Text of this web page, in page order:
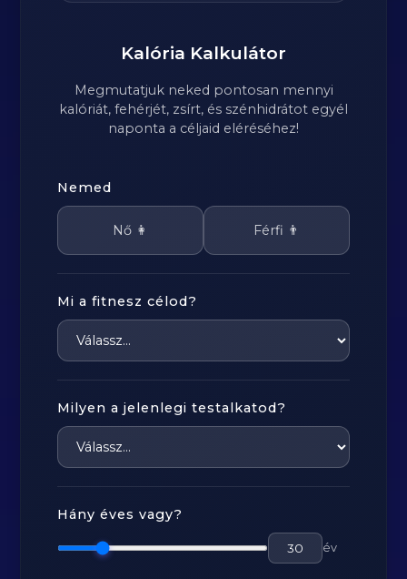
Kalória Kalkulátor
Megmutatjuk neked pontosan mennyi
kalóriát, fehérjét, zsírt, és szénhidrátot egyél
naponta a céljaid eléréséhez!
Nemed
Nő 👩 Férfi 👨
Mi a fitnesz célod?
Milyen a jelenlegi testalkatod?
Hány éves vagy?
év